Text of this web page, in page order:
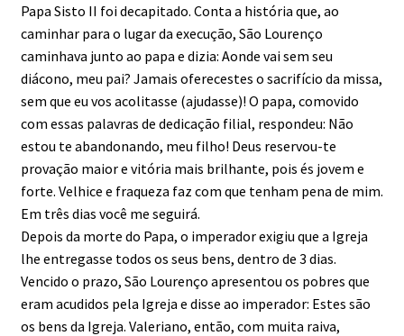
Papa Sisto II foi decapitado. Conta a história que, ao
caminhar para o lugar da execução, São Lourenço
caminhava junto ao papa e dizia: Aonde vai sem seu
diácono, meu pai? Jamais oferecestes o sacrifício da missa,
sem que eu vos acolitasse (ajudasse)! O papa, comovido
com essas palavras de dedicação filial, respondeu: Não
estou te abandonando, meu filho! Deus reservou-te
provação maior e vitória mais brilhante, pois és jovem e
forte. Velhice e fraqueza faz com que tenham pena de mim.
Em três dias você me seguirá.
Depois da morte do Papa, o imperador exigiu que a Igreja
lhe entregasse todos os seus bens, dentro de 3 dias.
Vencido o prazo, São Lourenço apresentou os pobres que
eram acudidos pela Igreja e disse ao imperador: Estes são
os bens da Igreja. Valeriano, então, com muita raiva,